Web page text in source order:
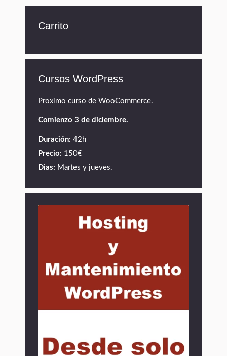
Carrito
Cursos WordPress
Proximo curso de WooCommerce.
Comienzo 3 de diciembre.
Duración: 42h
Precio: 150€
Dias: Martes y jueves.